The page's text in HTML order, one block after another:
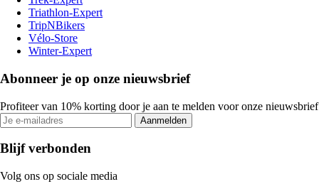
Triathlon-Expert
TripNBikers
Vélo-Store
Winter-Expert
Abonneer je op onze nieuwsbrief
Profiteer van 10% korting door je aan te melden voor onze nieuwsbrief
Aanmelden
Blijf verbonden
Volg ons op sociale media